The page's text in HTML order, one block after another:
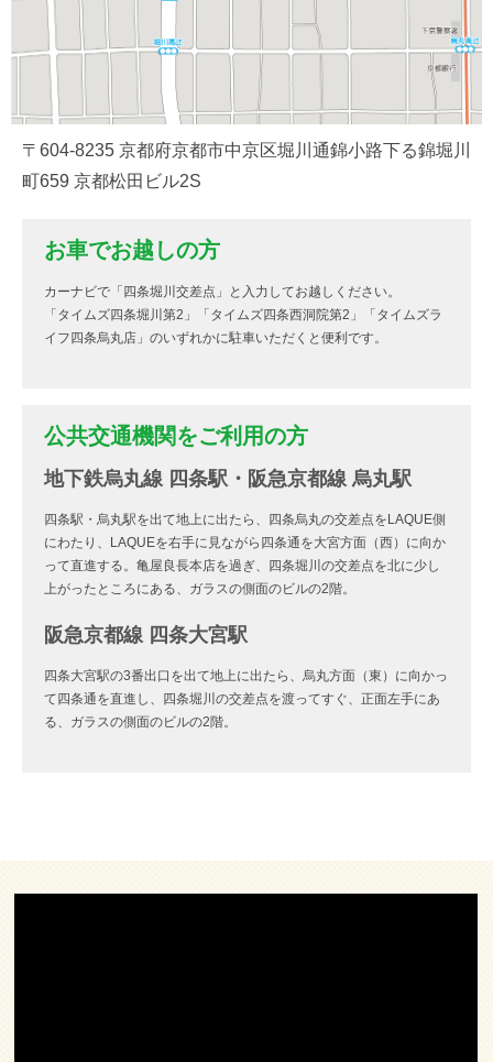
〒604-8235 京都府京都市中京区堀川通錦小路下る錦堀川
町659 京都松田ビル2S
お車でお越しの方
カーナビで「四条堀川交差点」と入力してお越しください。
「タイムズ四条堀川第2」「タイムズ四条西洞院第2」「タイムズラ
イフ四条烏丸店」のいずれかに駐車いただくと便利です。
公共交通機関をご利用の方
地下鉄烏丸線 四条駅・阪急京都線 烏丸駅
四条駅・烏丸駅を出て地上に出たら、四条烏丸の交差点をLAQUE側
にわたり、LAQUEを右手に見ながら四条通を大宮方面（西）に向か
って直進する。亀屋良長本店を過ぎ、四条堀川の交差点を北に少し
上がったところにある、ガラスの側面のビルの2階。
阪急京都線 四条大宮駅
四条大宮駅の3番出口を出て地上に出たら、烏丸方面（東）に向かっ
て四条通を直進し、四条堀川の交差点を渡ってすぐ、正面左手にあ
る、ガラスの側面のビルの2階。